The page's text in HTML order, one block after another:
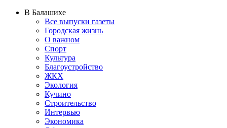
В Балашихе
Все выпуски газеты
Городская жизнь
О важном
Спорт
Культура
Благоустройство
ЖКХ
Экология
Кучино
Строительство
Интервью
Экономика